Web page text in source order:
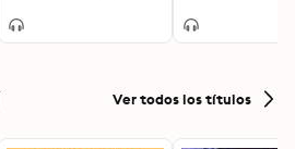
Jahres
(ungekürzt)
Ver todos los títulos